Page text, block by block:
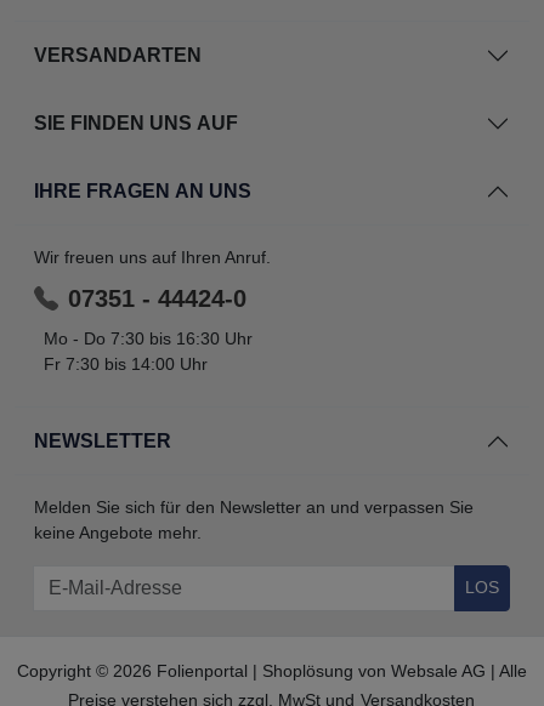
NEWSLETTER
Melden Sie sich für den Newsletter an und verpassen Sie
keine Angebote mehr.
LOS
VERSANDARTEN
SIE FINDEN UNS AUF
IHRE FRAGEN AN UNS
Wir freuen uns auf Ihren Anruf.
07351 - 44424-0
Mo - Do 7:30 bis 16:30 Uhr
Fr 7:30 bis 14:00 Uhr
Copyright © 2026 Folienportal | Shoplösung von Websale AG | Alle
Preise verstehen sich zzgl. MwSt und Versandkosten